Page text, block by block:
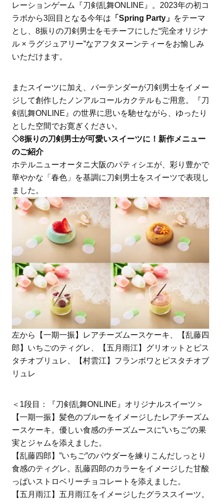
レーションゲーム『刀剣乱舞ONLINE』。2023年の初コ
ラボから3回目となる今年は 「Spring Party」 をテーマ
とし、8振りの刀剣男士をモチーフにした“完全オリジナ
ル × ラグジュアリー”なアフタヌーンティーをお愉しみ
いただけます。
またスイーツに加え、バーテンダーが刀剣男士をイメー
ジして創作したノンアルコールカクテルもご用意。『刀
剣乱舞ONLINE』の世界に思いを馳せながら、ゆったり
とした空間でお寛ぎください。
◇8振りの刀剣男士が可愛いスイーツに！新作メニュー
のご紹介
ホテルニューオータニ大阪のパティシエが、彩り豊かで
華やかな「春色」を基調に刀剣男士をスイーツで表現し
ました。
左から【一期一振】レアチーズムースケーキ、【乱藤四
郎】いちごのティグレ、【五月雨江】グリオットとピス
タチオブリュレ、【村雲江】フランボワとピスタチオブ
リュレ
＜1段目：『刀剣乱舞ONLINE』オリジナルスイーツ＞
【一期一振】髪色のブルーをイメージしたレアチーズム
ースケーキ。優しい食感のチーズムースに”いちご”の果
実とジャムを添えました。
【乱藤四郎】”いちご”のパウダーを練りこんだしっとり
食感のティグレ。乱藤四郎のカラーをイメージした甘酸
っぱいストロベリーチョコレートを添えました。
【五月雨江】五月雨江をイメージしたグラススイーツ。